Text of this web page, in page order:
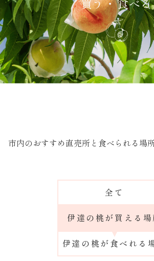
市内のおすすめ直売所と食べられる場
全て
伊達の桃が買える場
伊達の桃が食べれる